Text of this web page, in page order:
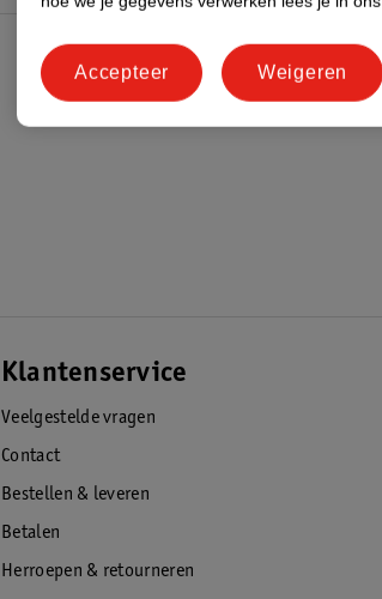
Klantenservice
Veelgestelde vragen
Contact
Bestellen & leveren
Betalen
Herroepen & retourneren
Weigeren
Accepteer